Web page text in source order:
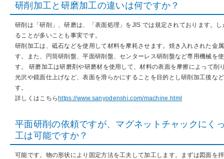
研削加工と研磨加工の違いは何ですか？
研削は「研削」、研磨は、「表面処理」をJIS では規定されております。
ることが多いことも事実です。
研削加工は、砥石などを使用して材料を摩耗させます。焼き入れされた金
す。また、円筒研削盤、平面研削盤、センターレス研削盤など専用機械を
す。 研磨加工は研磨剤や研磨材を使用して、材料の表面を摩擦によって削
光沢や鏡面仕上げなど、表面を滑らかにすることを目的とし研削加工後な
す。
詳しくはこちら https://www.sanyodenshi.com/machine.html
平面研削の依頼ですが、マグネットチャックにく
工は可能ですか？
可能です。物の形状により固定方法を工夫して加工します。まずは図面を